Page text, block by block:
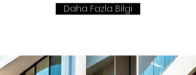
Daha Fazla Bilgi